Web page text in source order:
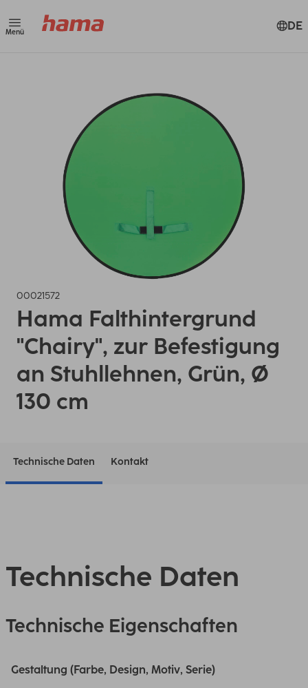
Menü DE
00021572
Hama Falthintergrund
"Chairy", zur Befestigung
an Stuhllehnen, Grün, Ø
130 cm
Technische Daten Kontakt
Technische Daten
Technische Eigenschaften
Gestaltung (Farbe, Design, Motiv, Serie)